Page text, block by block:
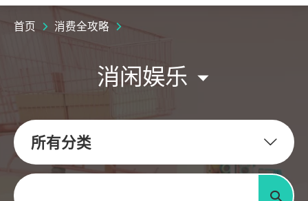
首页 消费全攻略
消闲娱乐
所有分类
关键字